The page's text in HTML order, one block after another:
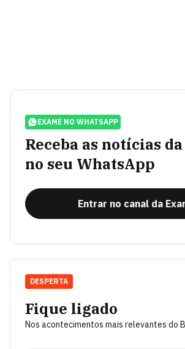
EXAME NO WHATSAPP
Receba as notícias
no seu WhatsApp
Entrar no canal da
Fique ligado
Nos acontecimentos mais relevantes do
DESPERTA